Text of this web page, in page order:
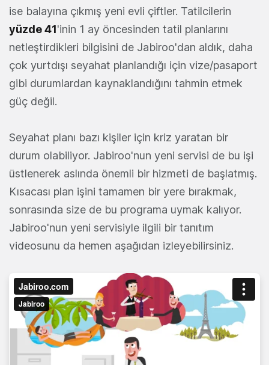
ise balayına çıkmış yeni evli çiftler. Tatilcilerin
yüzde 41'inin 1 ay öncesinden tatil planlarını
netleştirdikleri bilgisini de Jabiroo'dan aldık, daha
çok yurtdışı seyahat planlandığı için vize/pasaport
gibi durumlardan kaynaklandığını tahmin etmek
güç değil.
Seyahat planı bazı kişiler için kriz yaratan bir
durum olabiliyor. Jabiroo'nun yeni servisi de bu işi
üstlenerek aslında önemli bir hizmeti de başlatmış.
Kısacası plan işini tamamen bir yere bırakmak,
sonrasında size de bu programa uymak kalıyor.
Jabiroo'nun yeni servisiyle ilgili bir tanıtım
videosunu da hemen aşağıdan izleyebilirsiniz.